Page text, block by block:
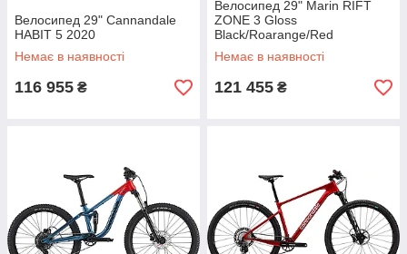
Велосипед 29" Cannandale
HABIT 5 2020
Немає в наявності
116 955 ₴
Велосипед 29" Marin RIFT
ZONE 3 Gloss
Black/Roarange/Red
Немає в наявності
121 455 ₴